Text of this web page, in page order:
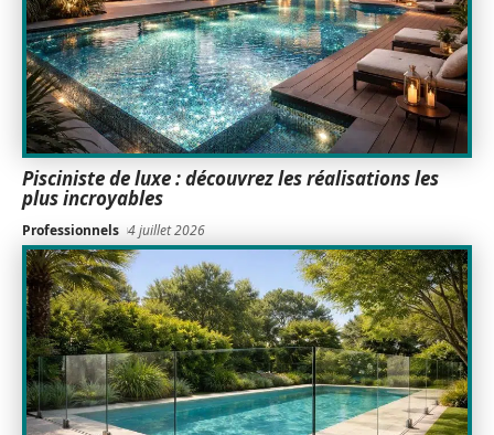
Pisciniste de luxe : découvrez les réalisations les
plus incroyables
Professionnels 4 juillet 2026